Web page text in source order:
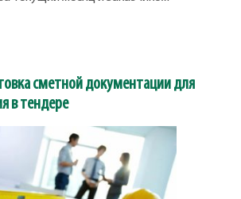
сметной документации для
в тендере